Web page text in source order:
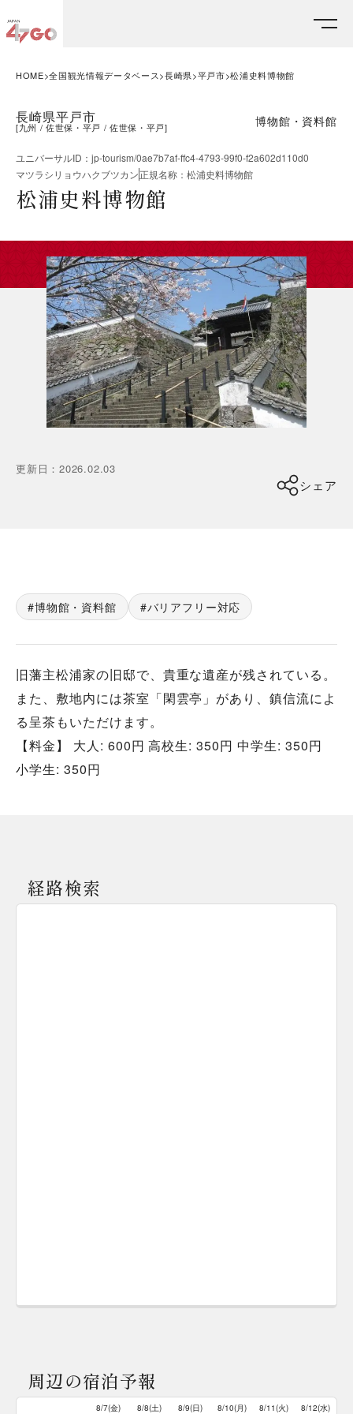
HOME 全国観光情報データベース 長崎県 平戸市 松浦史料博物館
長崎県平戸市
[九州 佐世保・平戸 佐世保・平戸] 博物館・資料館
ユニバーサルID ： jp-tourism/0ae7b7af-ffc4-4793-99f0-f2a602d110d0
マツラシリョウハクブツカン正規名称 ： 松浦史料博物館
松浦史料博物館
更新日 ：2026.02.03
シェア
博物館・資料館 バリアフリー対応
旧藩主松浦家の旧邸で、貴重な遺産が残されている。
また、敷地内には茶室「閑雲亭」があり、鎮信流によ
る呈茶もいただけます。
【料金】 大人: 600円 高校生: 350円 中学生: 350円
小学生: 350円
経路検索
周辺の宿泊予報
8/7(金) 8/8(土) 8/9(日) 8/10(月) 8/11(火) 8/12(水)